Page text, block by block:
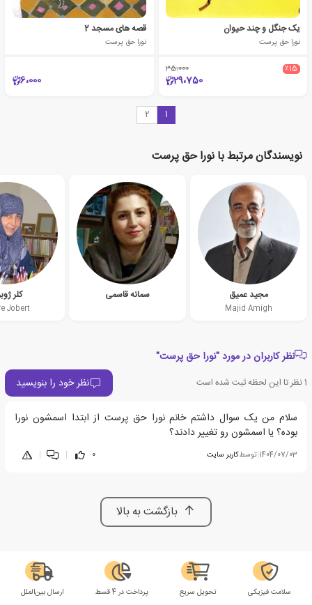
یک جنگل و چند حیوان
نورا حق پرست
٪15 35،000
29،750
قصه های مسجد 2
نورا حق پرست
6،000
1
2
نویسندگان مرتبط با نورا حق پرست
مجید عمیق
Majid Amigh
سمانه قاسمی کلر
Jobert
نظر کاربران در مورد "نورا حق پرست"
1نظر تا این لحظه ثبت شده است نظر خود را بنویسید
سلام من یک سوال داشتم خانم نورا حق پرست از ابتدا اسمشون نورا
بوده؟ یا اسمشون رو تغییر دادند؟
1404/07/03 توسطکاربر سایت 0
بازگشت به بالا
سلامت فیزیکی تحویل سریع پرداخت در 4 قسط ارسال بین‌الملل